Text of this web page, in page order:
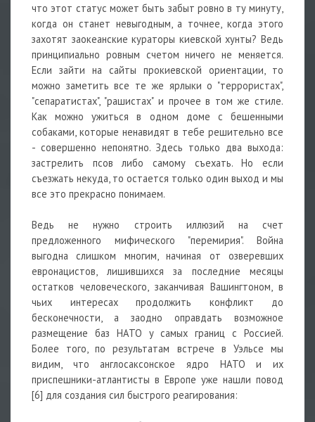
что этот статус может быть забыт ровно в ту минуту,
когда он станет невыгодным, а точнее, когда этого
захотят заокеанские кураторы киевской хунты? Ведь
принципиально ровным счетом ничего не меняется.
Если зайти на сайты прокиевской ориентации, то
можно заметить все те же ярлыки о "террористах",
"сепаратистах", "рашистах" и прочее в том же стиле.
Как можно ужиться в одном доме с бешенными
собаками, которые ненавидят в тебе решительно все
- совершенно непонятно. Здесь только два выхода:
застрелить псов либо самому съехать. Но если
съезжать некуда, то остается только один выход и мы
все это прекрасно понимаем.
Ведь не нужно строить иллюзий на счет
предложенного мифического "перемирия". Война
выгодна слишком многим, начиная от озверевших
евронацистов, лишившихся за последние месяцы
остатков человеческого, заканчивая Вашингтоном, в
чьих интересах продолжить конфликт до
бесконечности, а заодно оправдать возможное
размещение баз НАТО у самых границ с Россией.
Более того, по результатам встрече в Уэльсе мы
видим, что англосаксонское ядро НАТО и их
приспешники-атлантисты в Европе уже нашли повод
[6] для создания сил быстрого реагирования: